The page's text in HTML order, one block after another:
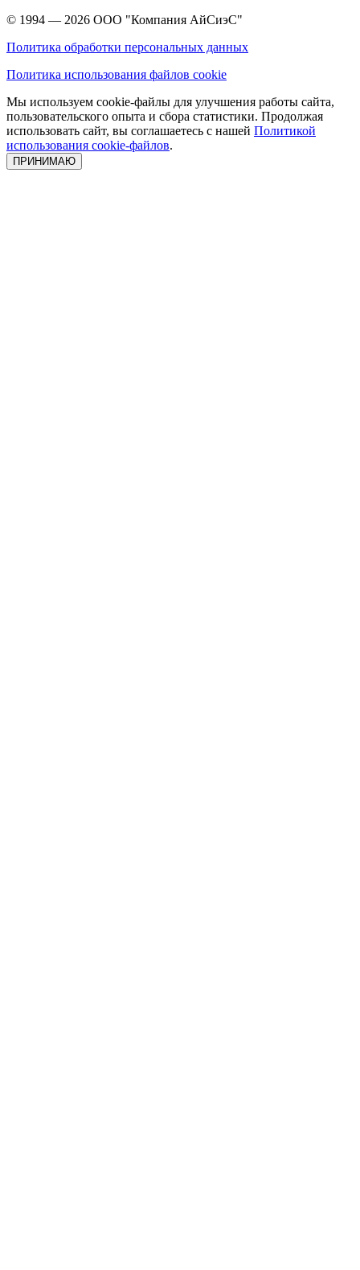
© 1994 — 2026 ООО "Компания АйСиэС"
Политика обработки персональных данных
Политика использования файлов cookie
Мы используем cookie-файлы для улучшения работы сайта,
пользовательского опыта и сбора статистики. Продолжая
использовать сайт, вы соглашаетесь с нашей Политикой
использования cookie-файлов.
ПРИНИМАЮ